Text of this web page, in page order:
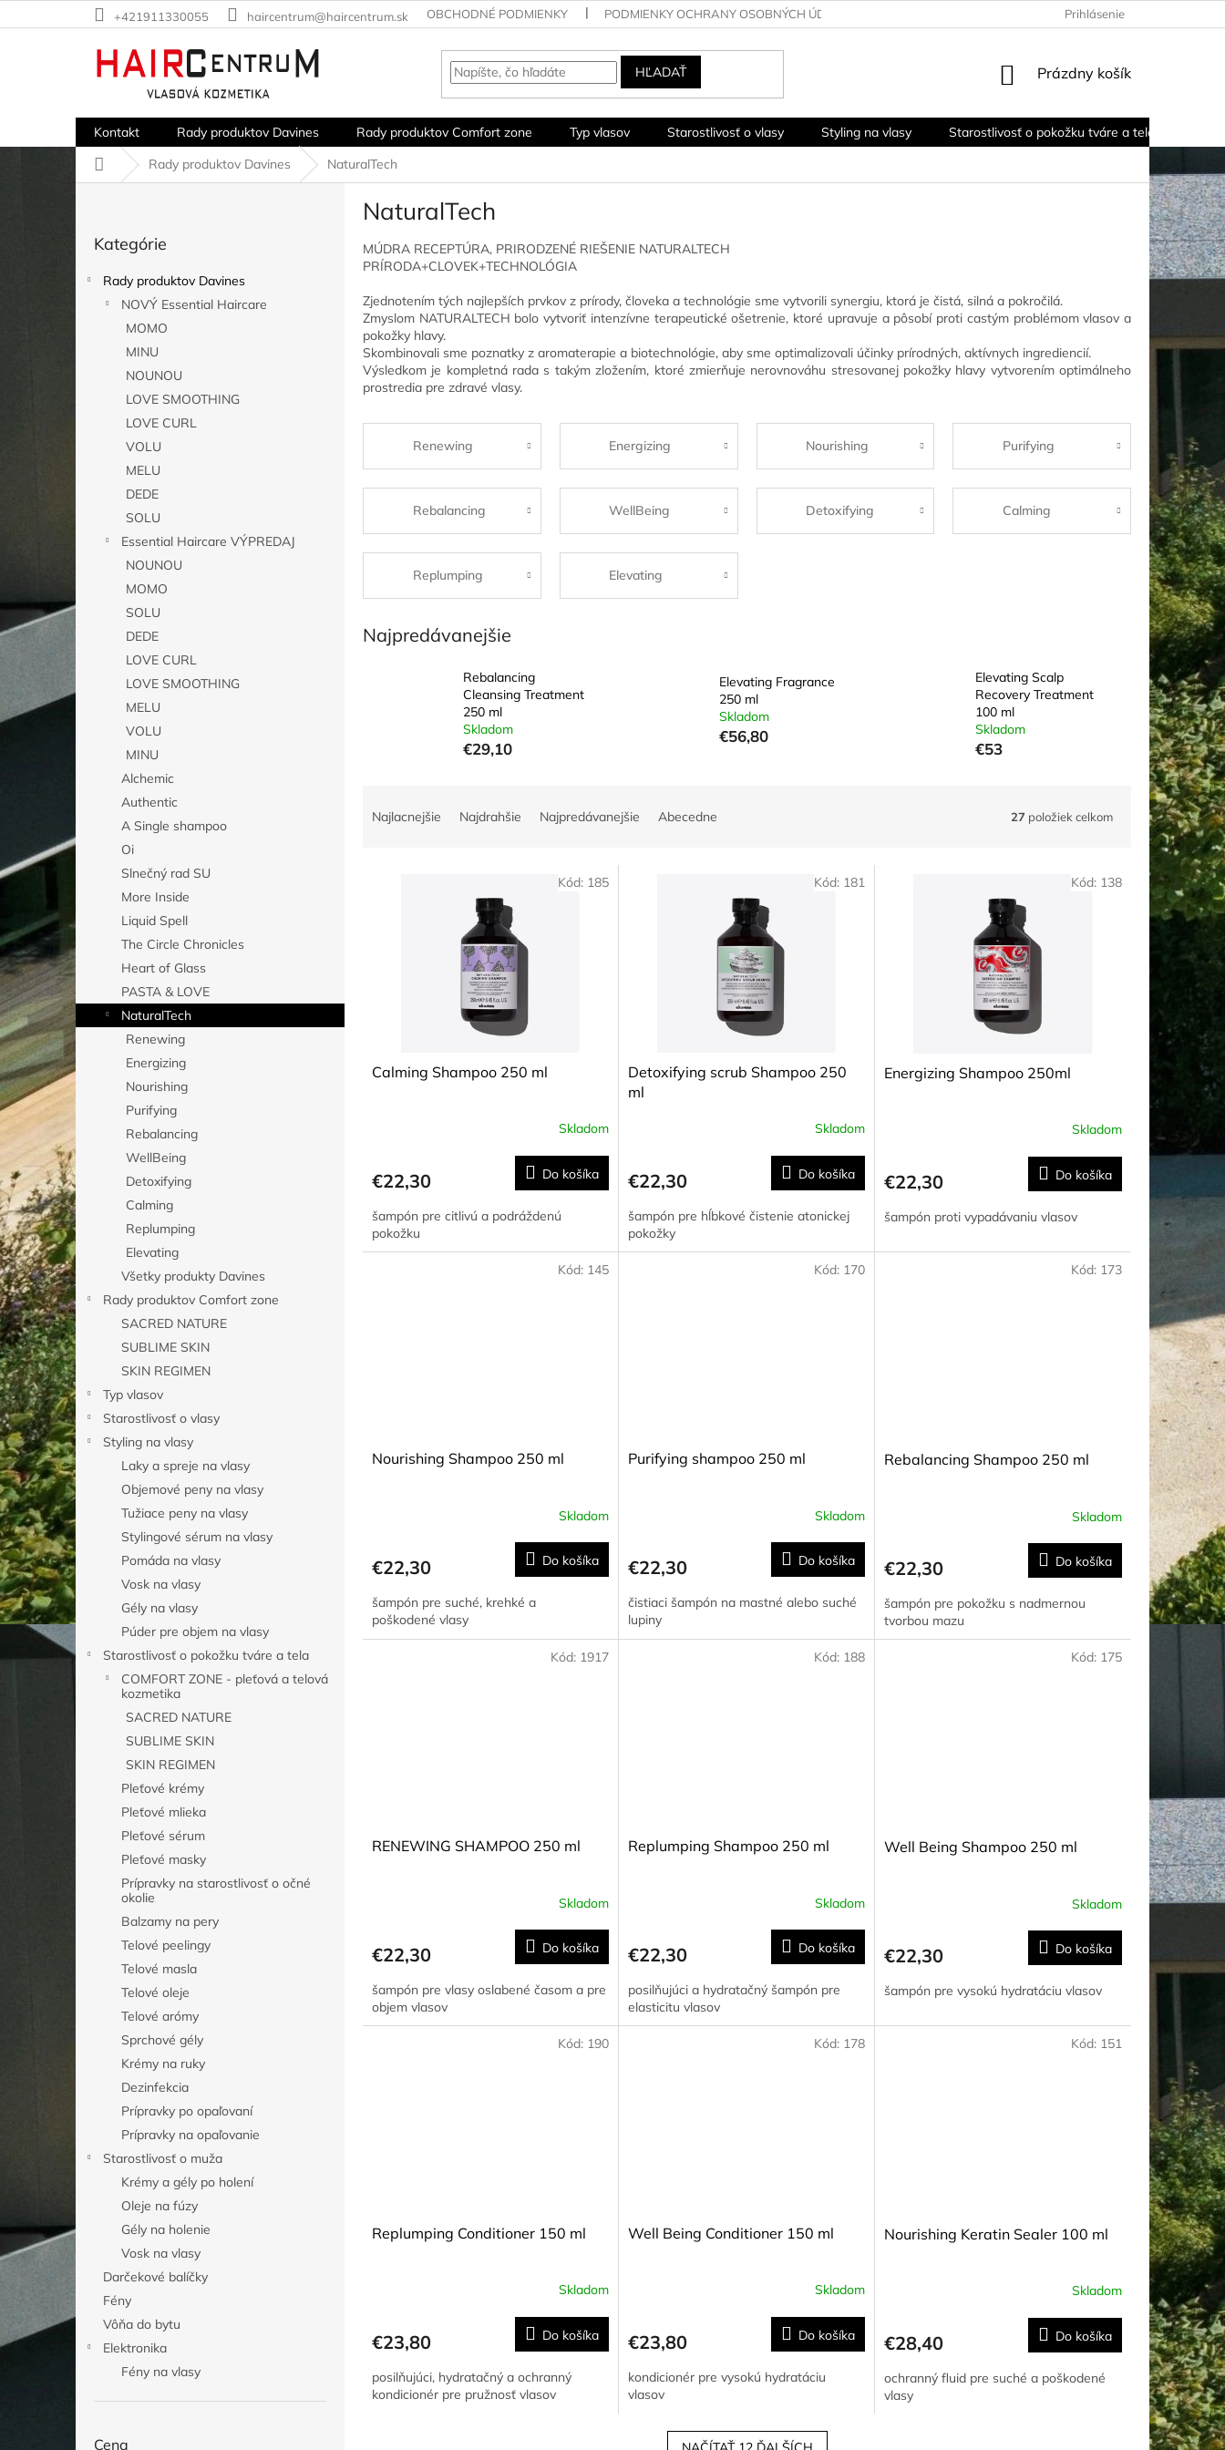
na
+421911330055 haircentrum@haircentrum.sk OBCHODNÉ PODMIENKY PODMIENKY OCHRANY OSOBNÝCH ÚDAJOV Prihlásenie
HĽADAŤ
NÁKUPNÝ
Prázdny košík
Kontakt Rady produktov Davines Rady produktov Comfort zone Typ vlasov Starostlivosť o vlasy Styling na vlasy Starostlivosť o pokožku tváre a tela
DomovRady produktov Davines NaturalTech
kategórie
Kategórie
Rady produktov Davines
NOVÝ Essential Haircare
MOMO
MINU
NOUNOU
LOVE SMOOTHING
LOVE CURL
VOLU
MELU
DEDE
SOLU
Essential Haircare VÝPREDAJ
NOUNOU
MOMO
SOLU
DEDE
LOVE CURL
LOVE SMOOTHING
MELU
VOLU
MINU
Alchemic
Authentic
A Single shampoo
Oi
Slnečný rad SU
More Inside
Liquid Spell
The Circle Chronicles
Heart of Glass
PASTA & LOVE
NaturalTech
Renewing
Energizing
Nourishing
Purifying
Rebalancing
WellBeing
Detoxifying
Calming
Replumping
Elevating
Všetky produkty Davines
Rady produktov Comfort zone
SACRED NATURE
SUBLIME SKIN
SKIN REGIMEN
Typ vlasov
Starostlivosť o vlasy
Styling na vlasy
Laky a spreje na vlasy
Objemové peny na vlasy
Tužiace peny na vlasy
Stylingové sérum na vlasy
Pomáda na vlasy
Vosk na vlasy
Gély na vlasy
Púder pre objem na vlasy
Starostlivosť o pokožku tváre a tela
COMFORT ZONE - pleťová a telová
kozmetika
SACRED NATURE
SUBLIME SKIN
SKIN REGIMEN
Pleťové krémy
Pleťové mlieka
Pleťové sérum
Pleťové masky
Prípravky na starostlivosť o očné
okolie
Balzamy na pery
Telové peelingy
Telové masla
Telové oleje
Telové arómy
Sprchové gély
Krémy na ruky
Dezinfekcia
Prípravky po opaľovaní
Prípravky na opaľovanie
Starostlivosť o muža
Krémy a gély po holení
Oleje na fúzy
Gély na holenie
Vosk na vlasy
Darčekové balíčky
Fény
Vôňa do bytu
Elektronika
Fény na vlasy
Cena
NaturalTech
MÚDRA RECEPTÚRA, PRIRODZENÉ RIEŠENIE NATURALTECH
PRÍRODA+CLOVEK+TECHNOLÓGIA
Zjednotením tých najlepších prvkov z prírody, človeka a technológie sme vytvorili synergiu, ktorá je čistá, silná a pokročilá.
Zmyslom NATURALTECH bolo vytvoriť intenzívne terapeutické ošetrenie, ktoré upravuje a pôsobí proti castým problémom vlasov a
pokožky hlavy.
Skombinovali sme poznatky z aromaterapie a biotechnológie, aby sme optimalizovali účinky prírodných, aktívnych ingrediencií.
Výsledkom je kompletná rada s takým zložením, ktoré zmierňuje nerovnováhu stresovanej pokožky hlavy vytvorením optimálneho
prostredia pre zdravé vlasy.
Renewing Energizing Nourishing Purifying
Rebalancing WellBeing Detoxifying Calming
Replumping Elevating
Najpredávanejšie
Rebalancing
Cleansing Treatment
250 ml
Skladom
€29,10
Elevating Fragrance
250 ml
Skladom
€56,80
Elevating Scalp
Recovery Treatment
100 ml
Skladom
€53
Najlacnejšie Najdrahšie Najpredávanejšie Abecedne 27 položiek celkom
Calming Shampoo 250 ml
Skladom
€22,30 Do košíka
šampón pre citlivú a podráždenú
pokožku
Kód: 185
Detoxifying scrub Shampoo 250
ml
je
z
5
hviezdičiek.
Skladom
€22,30 Do košíka
šampón pre hĺbkové čistenie atonickej
pokožky
Kód: 181
Energizing Shampoo 250ml
je
z
hviezdičiek.
Skladom
€22,30 Do košíka
šampón proti vypadávaniu vlasov
Kód: 138
Nourishing Shampoo 250 ml
Skladom
€22,30 Do košíka
šampón pre suché, krehké a
poškodené vlasy
Kód: 145
Purifying shampoo 250 ml
je
z
5
hviezdičiek.
Skladom
€22,30 Do košíka
čistiaci šampón na mastné alebo suché
lupiny
Kód: 170
Rebalancing Shampoo 250 ml
Skladom
€22,30 Do košíka
šampón pre pokožku s nadmernou
tvorbou mazu
Kód: 173
RENEWING SHAMPOO 250 ml
Skladom
€22,30 Do košíka
šampón pre vlasy oslabené časom a pre
objem vlasov
Kód: 1917
Replumping Shampoo 250 ml
je
z
5
hviezdičiek.
Skladom
€22,30 Do košíka
posilňujúci a hydratačný šampón pre
elasticitu vlasov
Kód: 188
Well Being Shampoo 250 ml
Skladom
€22,30 Do košíka
šampón pre vysokú hydratáciu vlasov
Kód: 175
Replumping Conditioner 150 ml
Skladom
€23,80 Do košíka
posilňujúci, hydratačný a ochranný
kondicionér pre pružnosť vlasov
Kód: 190
Well Being Conditioner 150 ml
Skladom
€23,80 Do košíka
kondicionér pre vysokú hydratáciu
vlasov
Kód: 178
Nourishing Keratin Sealer 100 ml
Skladom
€28,40 Do košíka
ochranný fluid pre suché a poškodené
vlasy
Kód: 151